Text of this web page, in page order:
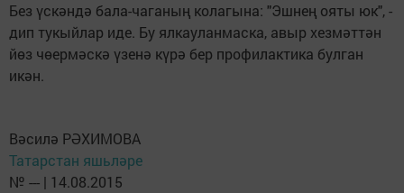
Без үскәндә бала-чаганың колагына: "Эшнең ояты юк", -
дип тукыйлар иде. Бу ялкауланмаска, авыр хезмәттән
йөз чөермәскә үзенә күрә бер профилактика булган
икән.
Вәсилә РӘХИМОВА
Татарстан яшьләре
№ --- | 14.08.2015